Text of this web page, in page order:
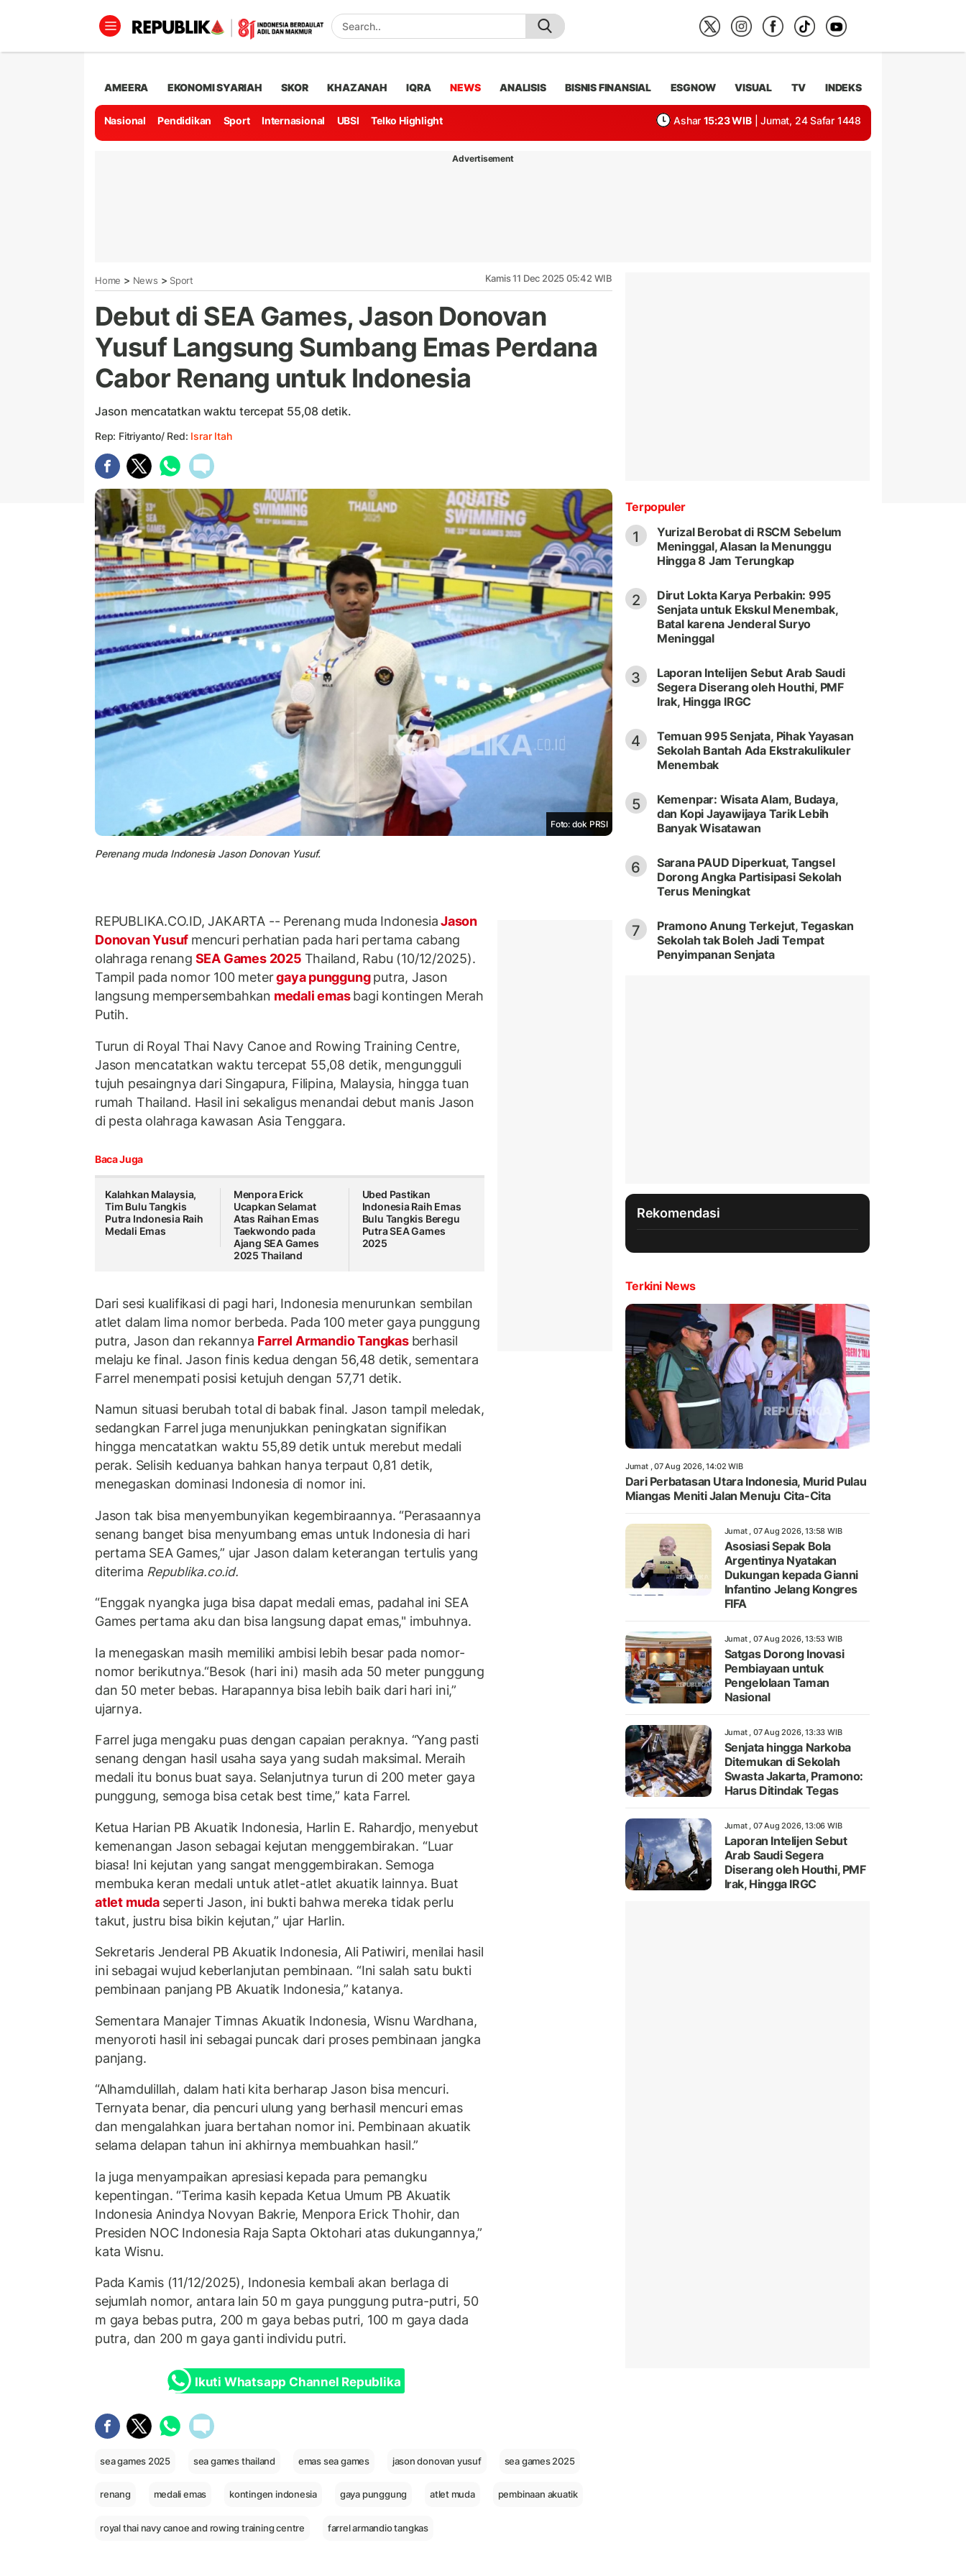
AMEERA EKONOMI SYARIAH SKOR KHAZANAH IQRA NEWS ANALISIS BISNIS FINANSIAL ESGNOW VISUAL TV INDEKS
Nasional Pendidikan Sport Internasional UBSI Telko Highlight Ashar 15:23 WIB | Jumat, 24 Safar 1448
Advertisement
Home > News > Sport Kamis 11 Dec 2025 05:42 WIB
Debut di SEA Games, Jason Donovan
Yusuf Langsung Sumbang Emas Perdana
Cabor Renang untuk Indonesia
Jason mencatatkan waktu tercepat 55,08 detik.
Rep: Fitriyanto/ Red: Israr Itah
Foto: dok PRSI
Perenang muda Indonesia Jason Donovan Yusuf.
REPUBLIKA.CO.ID, JAKARTA -- Perenang muda IndonesiaJason
Donovan Yusuf mencuri perhatian pada hari pertama cabang
olahraga renang SEA Games 2025 Thailand, Rabu (10/12/2025).
Tampil pada nomor 100 metergaya punggungputra, Jason
langsung mempersembahkan medali emasbagi kontingen Merah
Putih.
Turun di Royal Thai Navy Canoe and Rowing Training Centre,
Jason mencatatkan waktu tercepat 55,08 detik, mengungguli
tujuh pesaingnya dari Singapura, Filipina, Malaysia, hingga tuan
rumah Thailand. Hasil ini sekaligus menandai debut manis Jason
di pesta olahraga kawasan Asia Tenggara.
Baca Juga
Kalahkan Malaysia,
Tim Bulu Tangkis
Putra Indonesia Raih
Medali Emas
Menpora Erick
Ucapkan Selamat
Atas Raihan Emas
Taekwondo pada
Ajang SEA Games
2025 Thailand
Ubed Pastikan
Indonesia Raih Emas
Bulu Tangkis Beregu
Putra SEA Games
2025
Dari sesi kualifikasi di pagi hari, Indonesia menurunkan sembilan
atlet dalam lima nomor berbeda. Pada 100 meter gaya punggung
putra, Jason dan rekannya Farrel Armandio Tangkas berhasil
melaju ke final. Jason finis kedua dengan 56,48 detik, sementara
Farrel menempati posisi ketujuh dengan 57,71 detik.
Namun situasi berubah total di babak final. Jason tampil meledak,
sedangkan Farrel juga menunjukkan peningkatan signifikan
hingga mencatatkan waktu 55,89 detik untuk merebut medali
perak. Selisih keduanya bahkan hanya terpaut 0,81 detik,
menegaskan dominasi Indonesia di nomor ini.
Jason tak bisa menyembunyikan kegembiraannya. “Perasaannya
senang banget bisa menyumbang emas untuk Indonesia di hari
pertama SEA Games,” ujar Jason dalam keterangan tertulis yang
diterima Republika.co.id.
“Enggak nyangka juga bisa dapat medali emas, padahal ini SEA
Games pertama aku dan bisa langsung dapat emas," imbuhnya.
Ia menegaskan masih memiliki ambisi lebih besar pada nomor-
nomor berikutnya.“Besok (hari ini) masih ada 50 meter punggung
dan 50 meter bebas. Harapannya bisa lebih baik dari hari ini,”
ujarnya.
Farrel juga mengaku puas dengan capaian peraknya. “Yang pasti
senang dengan hasil usaha saya yang sudah maksimal. Meraih
medali itu bonus buat saya. Selanjutnya turun di 200 meter gaya
punggung, semoga bisa cetak best time,” kata Farrel.
Ketua Harian PB Akuatik Indonesia, Harlin E. Rahardjo, menyebut
kemenangan Jason sebagai kejutan menggembirakan. “Luar
biasa! Ini kejutan yang sangat menggembirakan. Semoga
membuka keran medali untuk atlet-atlet akuatik lainnya. Buat
atlet muda seperti Jason, ini bukti bahwa mereka tidak perlu
takut, justru bisa bikin kejutan,” ujar Harlin.
Sekretaris Jenderal PB Akuatik Indonesia, Ali Patiwiri, menilai hasil
ini sebagai wujud keberlanjutan pembinaan. “Ini salah satu bukti
pembinaan panjang PB Akuatik Indonesia,” katanya.
Sementara Manajer Timnas Akuatik Indonesia, Wisnu Wardhana,
menyoroti hasil ini sebagai puncak dari proses pembinaan jangka
panjang.
“Alhamdulillah, dalam hati kita berharap Jason bisa mencuri.
Ternyata benar, dia pencuri ulung yang berhasil mencuri emas
dan mengalahkan juara bertahan nomor ini. Pembinaan akuatik
selama delapan tahun ini akhirnya membuahkan hasil.”
Ia juga menyampaikan apresiasi kepada para pemangku
kepentingan. “Terima kasih kepada Ketua Umum PB Akuatik
Indonesia Anindya Novyan Bakrie, Menpora Erick Thohir, dan
Presiden NOC Indonesia Raja Sapta Oktohari atas dukungannya,”
kata Wisnu.
Pada Kamis (11/12/2025), Indonesia kembali akan berlaga di
sejumlah nomor, antara lain 50 m gaya punggung putra-putri, 50
m gaya bebas putra, 200 m gaya bebas putri, 100 m gaya dada
putra, dan 200 m gaya ganti individu putri.
Ikuti Whatsapp Channel Republika
sea games 2025 sea games thailand emas sea games jason donovan yusuf sea games 2025
renang medali emas kontingen indonesia gaya punggung atlet muda pembinaan akuatik
royal thai navy canoe and rowing training centre farrel armandio tangkas
Terpopuler
1
Yurizal Berobat di RSCM Sebelum
Meninggal, Alasan Ia Menunggu
Hingga 8 Jam Terungkap
2
Dirut Lokta Karya Perbakin: 995
Senjata untuk Ekskul Menembak,
Batal karena Jenderal Suryo
Meninggal
3
Laporan Intelijen Sebut Arab Saudi
Segera Diserang oleh Houthi, PMF
Irak, Hingga IRGC
4
Temuan 995 Senjata, Pihak Yayasan
Sekolah Bantah Ada Ekstrakulikuler
Menembak
5
Kemenpar: Wisata Alam, Budaya,
dan Kopi Jayawijaya Tarik Lebih
Banyak Wisatawan
6
Sarana PAUD Diperkuat, Tangsel
Dorong Angka Partisipasi Sekolah
Terus Meningkat
7
Pramono Anung Terkejut, Tegaskan
Sekolah tak Boleh Jadi Tempat
Penyimpanan Senjata
Rekomendasi
Terkini News
Jumat , 07 Aug 2026, 14:02 WIB
Dari Perbatasan Utara Indonesia, Murid Pulau
Miangas Meniti Jalan Menuju Cita-Cita
Jumat , 07 Aug 2026, 13:58 WIB
Asosiasi Sepak Bola
Argentinya Nyatakan
Dukungan kepada Gianni
Infantino Jelang Kongres
FIFA
Jumat , 07 Aug 2026, 13:53 WIB
Satgas Dorong Inovasi
Pembiayaan untuk
Pengelolaan Taman
Nasional
Jumat , 07 Aug 2026, 13:33 WIB
Senjata hingga Narkoba
Ditemukan di Sekolah
Swasta Jakarta, Pramono:
Harus Ditindak Tegas
Jumat , 07 Aug 2026, 13:06 WIB
Laporan Intelijen Sebut
Arab Saudi Segera
Diserang oleh Houthi, PMF
Irak, Hingga IRGC